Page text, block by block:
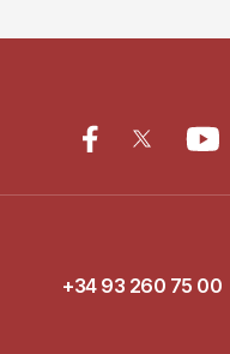
+34 93 260 75 00